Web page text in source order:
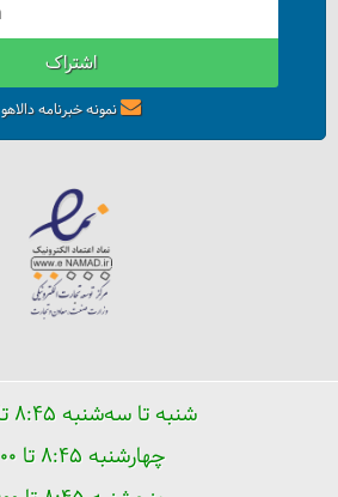
اشتراک
نمونه خبرنامه دالاهو
شنبه تا سه‌شنبه ۸:۴۵ تا ۱۶:۴۵
چهارشنبه ۸:۴۵ تا ۱۹:۰۰